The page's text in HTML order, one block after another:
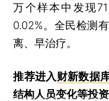
万个样本中发现
0.02%。全民检测
离、早治疗。
推荐进入财新数据
结构人员变化等投资